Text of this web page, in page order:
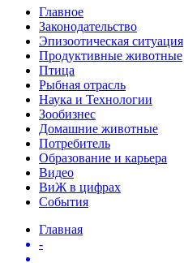
Главное
Законодательство
Эпизоотическая ситуация
Продуктивные животные
Птица
Рыбная отрасль
Наука и Технологии
Зообизнес
Домашние животные
Потребитель
Образование и карьера
Видео
ВиЖ в цифрах
События
Главная
-